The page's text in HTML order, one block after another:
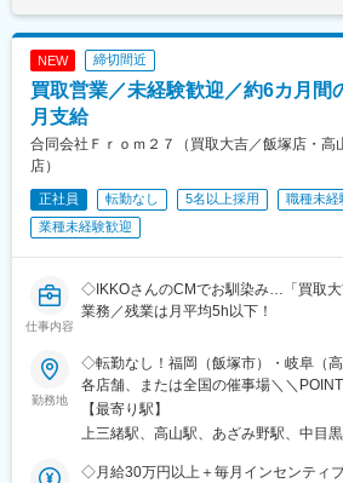
NEW 締切間近
買取営業／未経験歓迎／約6カ月間
月支給
合同会社Ｆｒｏｍ２７（買取大吉／飯塚店・高
店）
正社員 転勤なし 5名以上採用
職種未経
業種未経験歓迎
仕事内容
◇IKKOさんのCMでお馴染み…「買取大
業務／残業は月平均5h以下！
勤務地
◇転勤なし！福岡（飯塚市）・岐阜（
各店舗、または全国の催事場＼＼
★U・Iターン歓迎★飯塚・高山はオー
塚店、高山店はマイカー通勤OK★催事
福岡県飯塚市有安429-1・新飯塚駅よ
【最寄り駅】
上三緒駅、高山駅、あざみ野駅、中目
◇月給30万円以上＋毎月インセンティ